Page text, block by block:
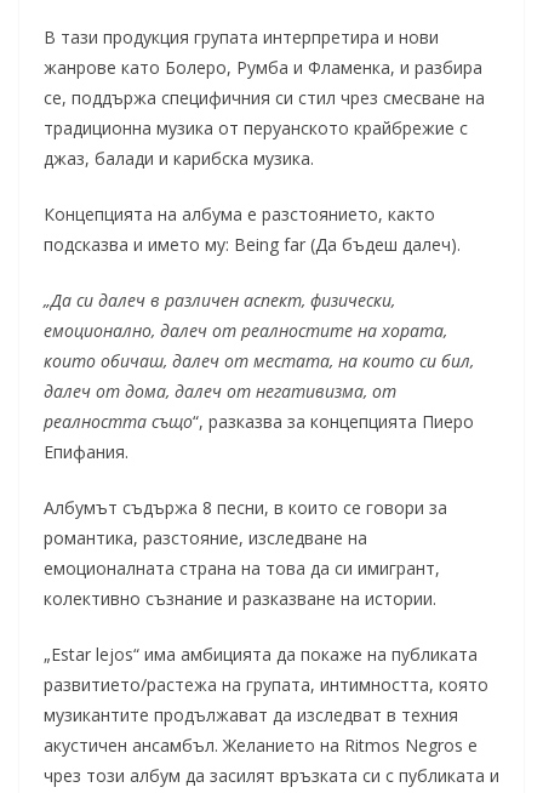
В тази продукция групата интерпретира и нови
жанрове като Болеро, Румба и Фламенка, и разбира
се, поддържа специфичния си стил чрез смесване на
традиционна музика от перуанското крайбрежие с
джаз, балади и карибска музика.
Концепцията на албума е разстоянието, както
подсказва и името му: Being far (Да бъдеш далеч).
„Да си далеч в различен аспект, физически,
емоционално, далеч от реалностите на хората,
които обичаш, далеч от местата, на които си бил,
далеч от дома, далеч от негативизма, от
реалността също“, разказва за концепцията Пиеро
Епифания.
Албумът съдържа 8 песни, в които се говори за
романтика, разстояние, изследване на
емоционалната страна на това да си имигрант,
колективно съзнание и разказване на истории.
„Estar lejos“ има амбицията да покаже на публиката
развитието/растежа на групата, интимността, която
музикантите продължават да изследват в техния
акустичен ансамбъл. Желанието на Ritmos Negros е
чрез този албум да засилят връзката си с публиката и